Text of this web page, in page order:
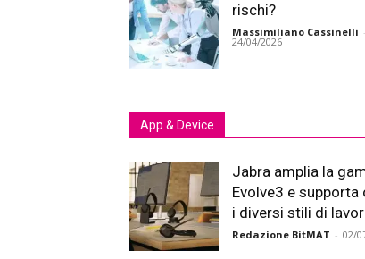
rischi?
Massimiliano Cassinelli -
24/04/2026
App & Device
Jabra amplia la
Evolve3 e supporta
i diversi stili di
Redazione BitMAT - 02/